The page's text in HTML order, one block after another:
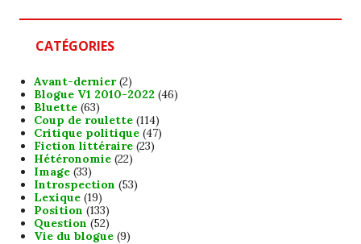
CATÉGORIES
Avant-dernier(2)
Blogue V1 2010-2022 (46)
Bluette(63)
Coup de roulette(114)
Critique politique(47)
Fiction littéraire(23)
Hétéronomie(22)
Image(33)
Introspection (53)
Lexique(19)
Position (133)
Question (52)
Vie du blogue(9)